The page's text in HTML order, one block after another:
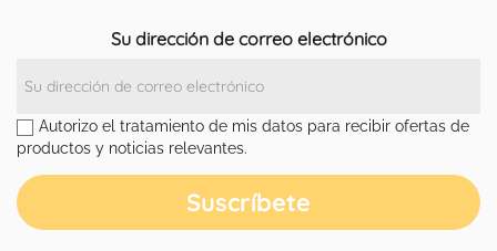
Su dirección de correo electrónico
Autorizo el tratamiento de mis datos para recibir ofertas de
productos y noticias relevantes.